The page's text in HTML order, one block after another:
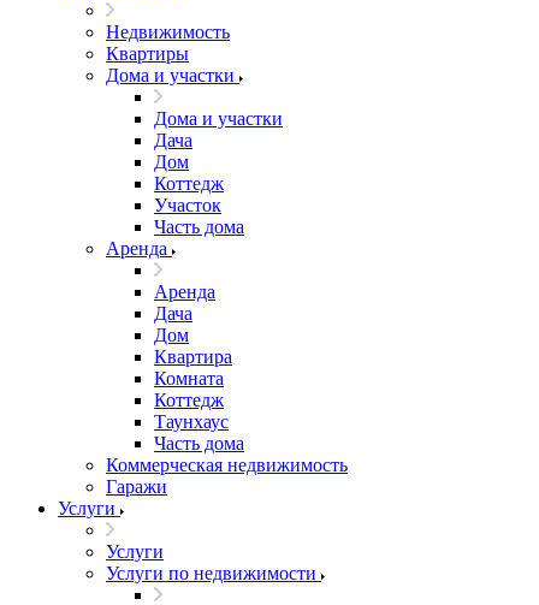
Недвижимость
Квартиры
Дома и участки
Дома и участки
Дача
Дом
Коттедж
Участок
Часть дома
Аренда
Аренда
Дача
Дом
Квартира
Комната
Коттедж
Таунхаус
Часть дома
Коммерческая недвижимость
Гаражи
Услуги
Услуги
Услуги по недвижимости